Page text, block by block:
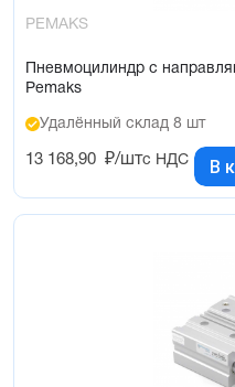
PEMAKS
Пневмоцилиндр с
Pemaks
Удалённый склад 8 шт
13 168,90 ₽/штс НДС В